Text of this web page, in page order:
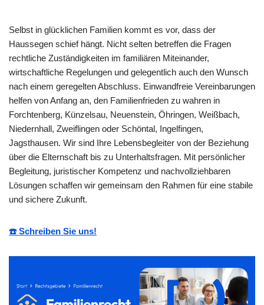
Selbst in glücklichen Familien kommt es vor, dass der
Haussegen schief hängt. Nicht selten betreffen die Fragen
rechtliche Zuständigkeiten im familiären Miteinander,
wirtschaftliche Regelungen und gelegentlich auch den Wunsch
nach einem geregelten Abschluss. Einwandfreie Vereinbarungen
helfen von Anfang an, den Familienfrieden zu wahren in
Forchtenberg, Künzelsau, Neuenstein, Öhringen, Weißbach,
Niedernhall, Zweiflingen oder Schöntal, Ingelfingen,
Jagsthausen. Wir sind Ihre Lebensbegleiter von der Beziehung
über die Elternschaft bis zu Unterhaltsfragen. Mit persönlicher
Begleitung, juristischer Kompetenz und nachvollziehbaren
Lösungen schaffen wir gemeinsam den Rahmen für eine stabile
und sichere Zukunft.
☎️ Schreiben Sie uns!